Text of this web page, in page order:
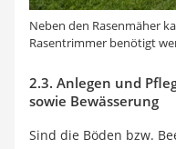
Neben den Rasenmäher
Rasentrimmer benötigt
2.3. Anlegen und
sowie Bewässerung
Sind die Böden bzw.